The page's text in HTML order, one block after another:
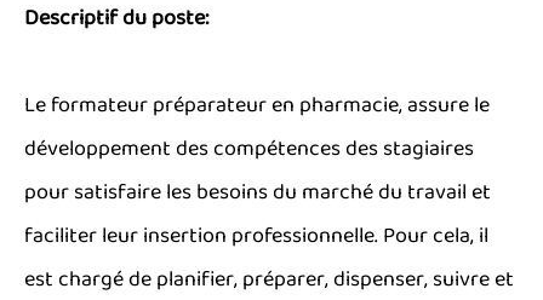
Descriptif du poste:
Le formateur préparateur en pharmacie, assure le
développement des compétences des stagiaires
pour satisfaire les besoins du marché du travail et
faciliter leur insertion professionnelle. Pour cela, il
est chargé de planifier, préparer, dispenser, suivre et